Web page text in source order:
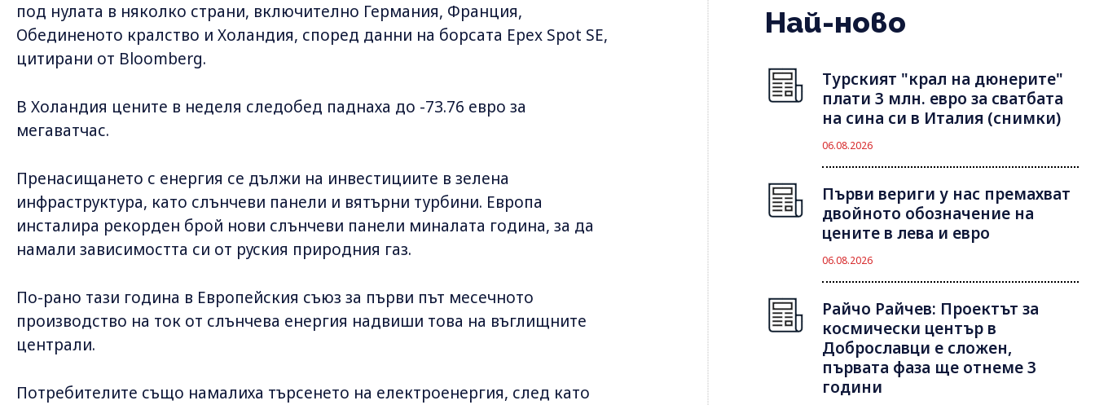
под нулата в няколко страни, включително Германия, Франция,
Обединеното кралство и Холандия, според данни на борсата Epex Spot SE,
цитирани от Bloomberg.
В Холандия цените в неделя следобед паднаха до -73.76 евро за
мегаватчас.
Пренасищането с енергия се дължи на инвестициите в зелена
инфраструктура, като слънчеви панели и вятърни турбини. Европа
инсталира рекорден брой нови слънчеви панели миналата година, за да
намали зависимостта си от руския природния газ.
По-рано тази година в Европейския съюз за първи път месечното
производство на ток от слънчева енергия надвиши това на въглищните
централи.
Потребителите също намалиха търсенето на електроенергия, след като
Най-ново
Турският "крал на дюнерите"
плати 3 млн. евро за сватбата
на сина си в Италия (снимки)
06.08.2026
Първи вериги у нас премахват
двойното обозначение на
цените в лева и евро
06.08.2026
Райчо Райчев: Проектът за
космически център в
Доброславци е сложен,
първата фаза ще отнеме 3
години